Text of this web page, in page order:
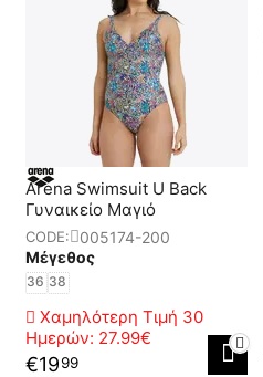
Arena Swimsuit U Back
Γυναικείο Μαγιό
CODE:
005174-200
Μέγεθος
36 38
Χαμηλότερη Τιμή 30
Ημερών: 27.99€
€1999